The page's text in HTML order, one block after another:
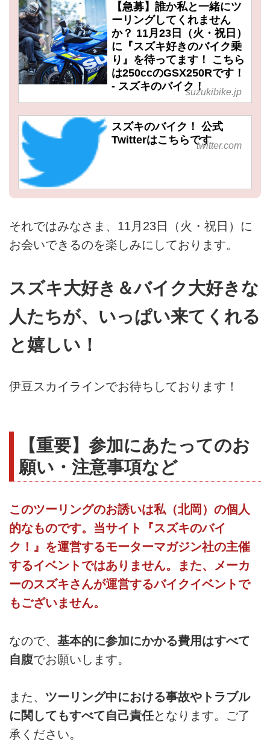
【急募】誰か私と一緒にツ
ーリングしてくれません
か？ 11月23日（火・祝日）
に『スズキ好きのバイク乗
り』を待ってます！ こちら
は250ccのGSX250Rです！
- スズキのバイク！suzukibike.jp
スズキのバイク！ 公式
Twitterはこちらですtwitter.com
それではみなさま、11月23日（火・祝日）に
お会いできるのを楽しみにしております。
スズキ大好き＆バイク大好きな
人たちが、いっぱい来てくれる
と嬉しい！
伊豆スカイラインでお待ちしております！
【重要】参加にあたってのお
願い・注意事項など
このツーリングのお誘いは私（北岡）の個人
的なものです。当サイト『スズキのバイ
ク！』を運営するモーターマガジン社の主催
するイベントではありません。また、メーカ
ーのスズキさんが運営するバイクイベントで
もございません。
なので、 基本的に参加にかかる費用はすべて
自腹でお願いします。
また、 ツーリング中における事故やトラブル
に関してもすべて自己責任となります。ご了
承ください。